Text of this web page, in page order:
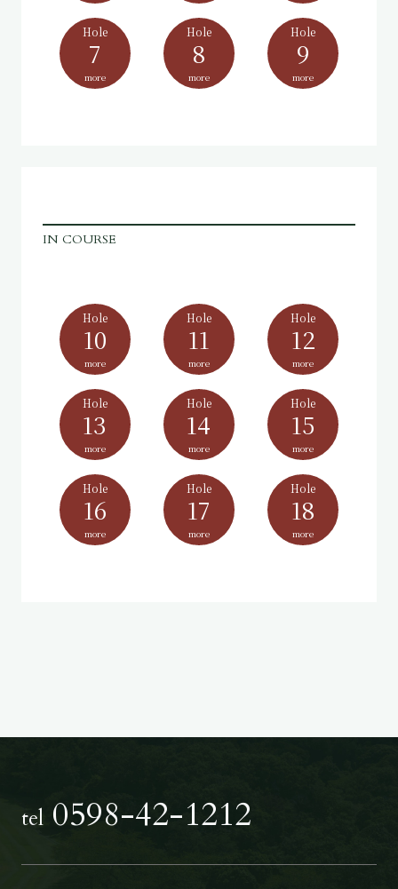
Hole
7
more
Hole
8
more
Hole
9
more
IN COURSE
Hole
10
more
Hole
11
more
Hole
12
more
Hole
13
more
Hole
14
more
Hole
15
more
Hole
16
more
Hole
17
more
Hole
18
more
tel 0598-42-1212